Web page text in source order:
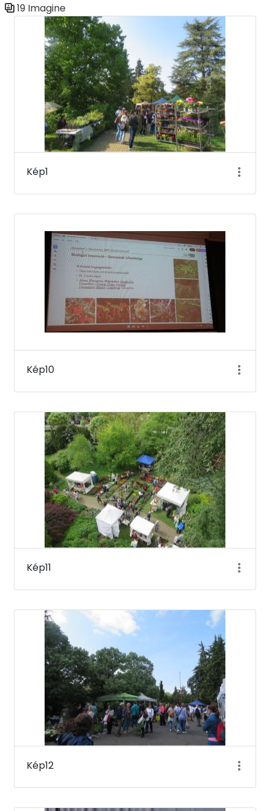
19 Imagine
Galerie media
Kép1
Kép10
Kép11
Kép12